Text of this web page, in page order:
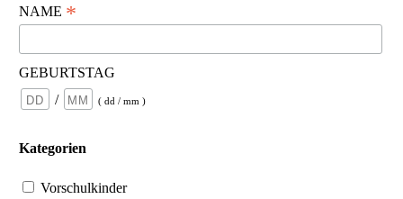
NAME *
GEBURTSTAG
/
( dd / mm )
Kategorien
Vorschulkinder